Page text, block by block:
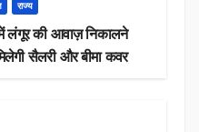
राज्य
में लंगूर की आवाज़ निकालने
मिलेगी सैलरी और बीमा कवर